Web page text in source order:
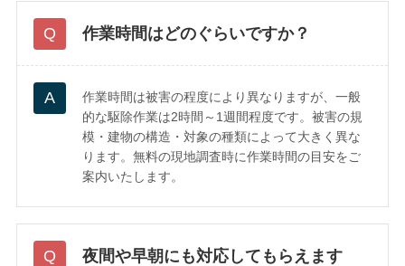
作業時間はどのぐらいですか？
作業時間は被害の程度により異なりますが、一般
的な駆除作業は2時間～1週間程度です。被害の規
模・建物の構造・対象の種類によって大きく異な
ります。無料の現地調査時に作業時間の目安をご
案内いたします。
夜間や早朝にも対応してもらえます